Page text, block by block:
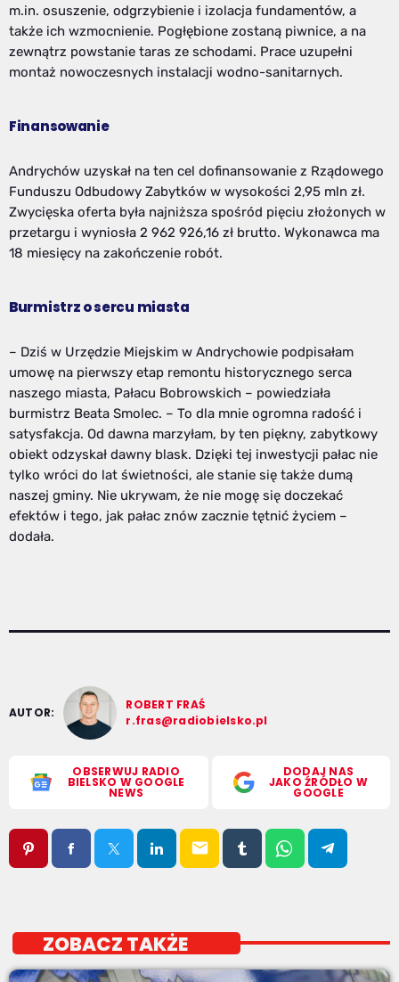
m.in. osuszenie, odgrzybienie i izolacja fundamentów, a
także ich wzmocnienie. Pogłębione zostaną piwnice, a na
zewnątrz powstanie taras ze schodami. Prace uzupełni
montaż nowoczesnych instalacji wodno-sanitarnych.
Finansowanie
Andrychów uzyskał na ten cel dofinansowanie z Rządowego
Funduszu Odbudowy Zabytków w wysokości 2,95 mln zł.
Zwycięska oferta była najniższa spośród pięciu złożonych w
przetargu i wyniosła 2 962 926,16 zł brutto. Wykonawca ma
18 miesięcy na zakończenie robót.
Burmistrz o sercu miasta
– Dziś w Urzędzie Miejskim w Andrychowie podpisałam
umowę na pierwszy etap remontu historycznego serca
naszego miasta, Pałacu Bobrowskich – powiedziała
burmistrz Beata Smolec. – To dla mnie ogromna radość i
satysfakcja. Od dawna marzyłam, by ten piękny, zabytkowy
obiekt odzyskał dawny blask. Dzięki tej inwestycji pałac nie
tylko wróci do lat świetności, ale stanie się także dumą
naszej gminy. Nie ukrywam, że nie mogę się doczekać
efektów i tego, jak pałac znów zacznie tętnić życiem –
dodała.
AUTOR:
ROBERT FRAŚ
r.fras@radiobielsko.pl
OBSERWUJ RADIO
BIELSKO W GOOGLE
NEWS
DODAJ NAS
JAKO ŹRÓDŁO W
GOOGLE
email
ZOBACZ TAKŻE